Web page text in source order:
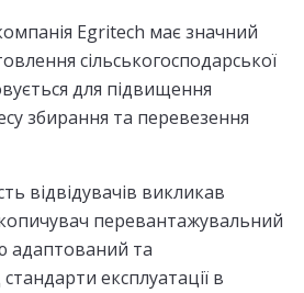
Egritech має значний
сільськогосподарської
для підвищення
збирання та перевезення
відвідувачів викликав
перевантажувальний
адаптований та
експлуатації в